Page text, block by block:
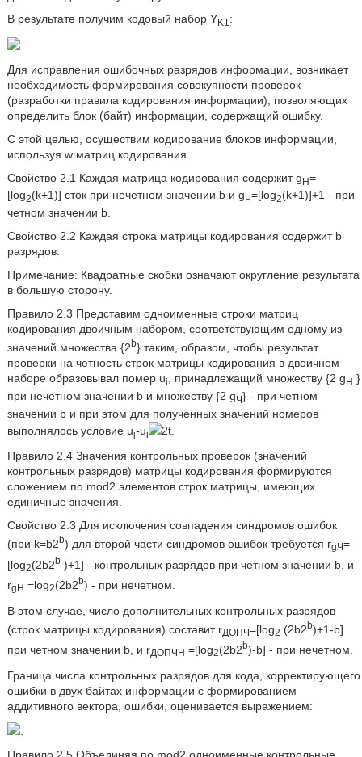
В результате получим кодовый набор YK1 :
Для исправления ошибочных разрядов информации, возникает
необходимость формирования совокупности проверок
(разработки правила кодирования информации), позволяющих
определить блок (байт) информации, содержащий ошибку.
С этой целью, осуществим кодирование блоков информации,
используя w матриц кодирования.
Свойство 2.1 Каждая матрица кодирования содержит gH=
[log2(k+1)] сток при нечетном значении b и gЧ=[log2(k+1)]+1 - при
четном значении b.
Свойство 2.2 Каждая строка матрицы кодирования содержит b
разрядов.
Примечание: Квадратные скобки означают округление результата
в большую сторону.
Правило 2.3 Представим одноименные строки матриц
кодирования двоичным набором, соответствующим одному из
значений множества {2b} таким, образом, чтобы результат
проверки на четность строк матрицы кодирования в двоичном
наборе образовывал помер ui , принадлежащий множеству {2 gH }
при нечетном значении b и множеству {2 gЧ} - при четном
значении b и при этом для полученных значений номеров
выполнялось условие uj-ui
2t.
Правило 2.4 Значения контрольных проверок (значений
контрольных разрядов) матрицы кодирования формируются
сложением по mod2 элементов строк матрицы, имеющих
единичные значения.
Свойство 2.3 Для исключения совпадения синдромов ошибок
(при k=b2b) для второй части синдромов ошибок требуется гgЧ=
[log2(2b2b)+1] - контрольных разрядов при четном значении b, и
rgH =log2(2b2b) - при нечетном.
В этом случае, число дополнительных контрольных разрядов
(строк матрицы кодирования) составит rДОПЧ=[log2 (2b2b)+1-b]
при четном значении b, и rДОПЧН =[log2(2b2b)-b] - при нечетном.
Граница числа контрольных разрядов для кода, корректирующего
ошибки в двух байтах информации с формированием
аддитивного вектора, ошибки, оценивается выражением:
.
Правило 2.5 Объединяя по mod2 одноименные контрольные